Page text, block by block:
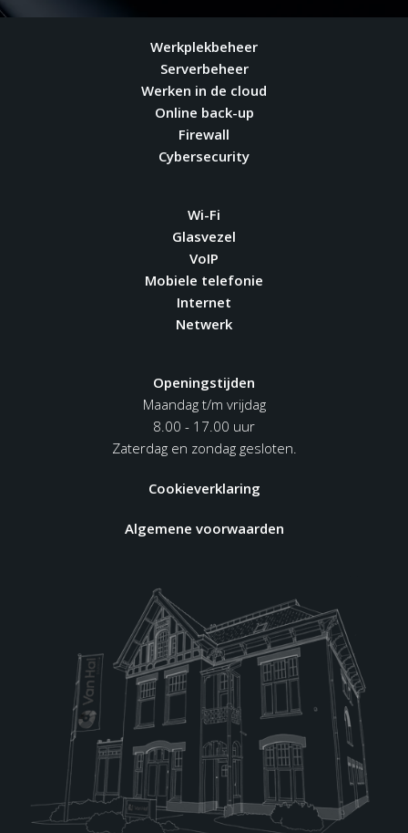
Werkplekbeheer
Serverbeheer
Werken in de cloud
Online back-up
Firewall
Cybersecurity
Wi-Fi
Glasvezel
VoIP
Mobiele telefonie
Internet
Netwerk
Openingstijden
Maandag t/m vrijdag
8.00 - 17.00 uur
Zaterdag en zondag gesloten.
Cookieverklaring
Algemene voorwaarden